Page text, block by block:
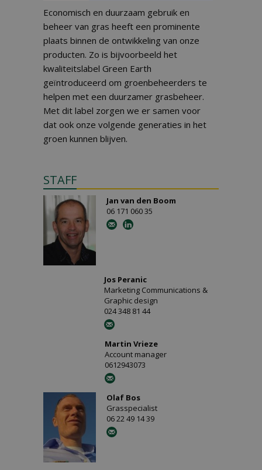
Economisch en duurzaam gebruik en
beheer van gras heeft een prominente
plaats binnen de ontwikkeling van onze
producten. Zo is bijvoorbeeld het
kwaliteitslabel Green Earth
geïntroduceerd om groenbeheerders te
helpen met een duurzamer grasbeheer.
Met dit label zorgen we er samen voor
dat ook onze volgende generaties in het
groen kunnen blijven.
STAFF
Jan van den Boom
06 171 060 35
Jos Peranic
Marketing Communications &
Graphic design
024 348 81 44
Martin Vrieze
Account manager
0612943073
Olaf Bos
Grasspecialist
06 22 49 14 39